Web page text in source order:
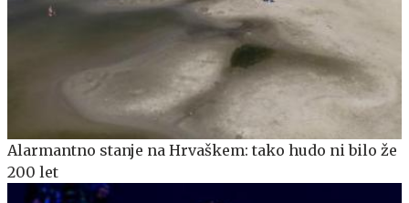
Alarmantno stanje na Hrvaškem: tako hudo ni bilo že
200 let